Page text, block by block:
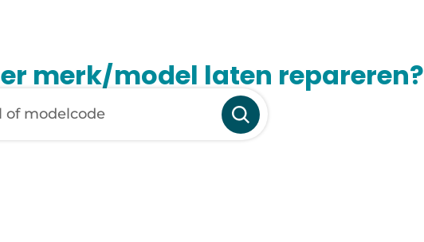
merk/model laten repareren?